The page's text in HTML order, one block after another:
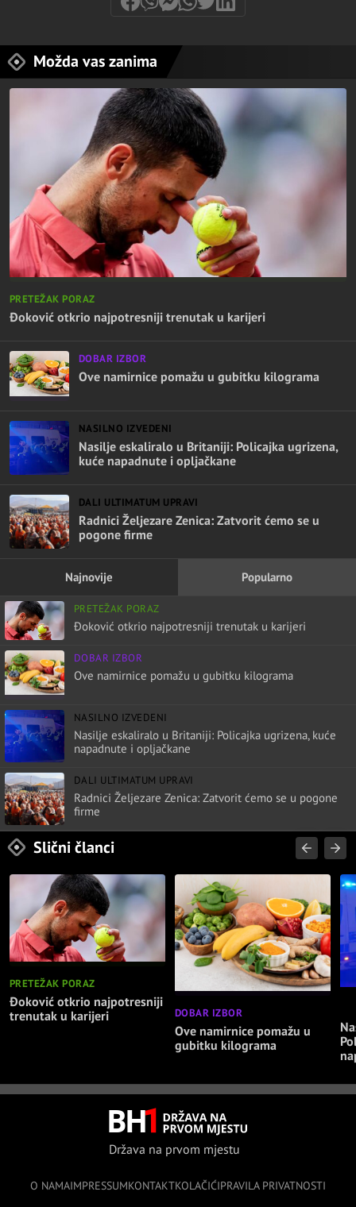
Možda vas zanima
PRETEŽAK PORAZ
Đoković otkrio najpotresniji trenutak u karijeri
DOBAR IZBOR
Ove namirnice pomažu u gubitku kilograma
NASILNO IZVEDENI
Nasilje eskaliralo u Britaniji: Policajka ugrizena,
kuće napadnute i opljačkane
DALI ULTIMATUM UPRAVI
Radnici Željezare Zenica: Zatvorit ćemo se u
pogone firme
Najnovije Popularno
PRETEŽAK PORAZ
Đoković otkrio najpotresniji trenutak u karijeri
DOBAR IZBOR
Ove namirnice pomažu u gubitku kilograma
NASILNO IZVEDENI
Nasilje eskaliralo u Britaniji: Policajka ugrizena, kuće
napadnute i opljačkane
DALI ULTIMATUM UPRAVI
Radnici Željezare Zenica: Zatvorit ćemo se u pogone
firme
Slični članci
PRETEŽAK PORAZ
Đoković otkrio najpotresniji
trenutak u karijeri
DOBAR IZBOR
Ove namirnice pomažu u
gubitku kilograma
Država na prvom mjestu
O NAMAIMPRESSUMKONTAKTKOLAČIĆIPRAVILA PRIVATNOSTI